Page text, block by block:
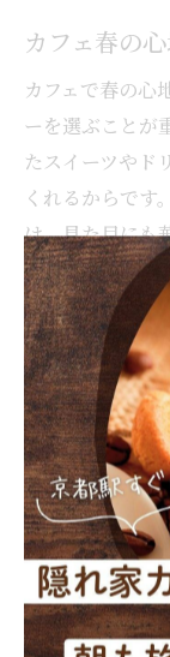
カフェ春の
カフェで春の心
ーを選ぶことが
たスイーツやド
くれるからです
は、見た目にも
に、静かな音楽
ックスできる時
香り・雰囲気を
に引き出しまし
カフェで春
き
春のカフェでは
がら、贅沢なひ
化と共に、心も
席で春風を感じ